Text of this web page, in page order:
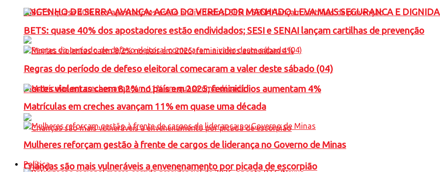
ENGENHO DE SERRA AVANÇA: ACAO DO VEREADOR MACHADO LEVA MAIS SEGURANCA E
Mortes violentas caem 8,2% no país em 2025; feminicídios aumentam 4%
Crianças são mais vulneráveis a envenenamento por picada de escorpião
BETS: quase 40% dos apostadores estão endividados; SESI e SENAI lançam cartilhas de prevenção
Regras do período de defeso eleitoral comecaram a valer deste sábado (04)
Matrículas em creches avançam 11% em quase uma década
Mulheres reforçam gestão à frente de cargos de liderança no Governo de Minas
Política